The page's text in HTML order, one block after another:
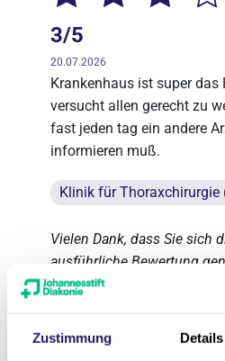
Zustimmung Details
3/5
20.07.2026
Krankenhaus ist super das
versucht allen gerecht zu
fast jeden tag ein andere
informieren muß.
Klinik für Thoraxchirurgie
Vielen Dank, dass Sie sich
ausführliche Bewertung
tut uns sehr leid, dass wir
regelmäßigen Wechsel der
Ärztinnen betrifft,